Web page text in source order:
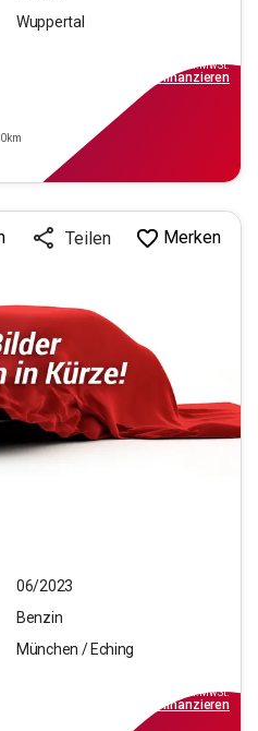
Wuppertal
inkl.MwSt.
finanzieren
Teilen Merken
06/2023
Benzin
München / Eching
inkl.MwSt.
finanzieren